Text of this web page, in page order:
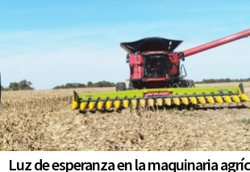
Luz de esperanza en la maquinaria